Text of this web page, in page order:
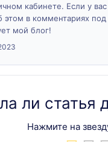
кабинете. Если у
в комментариях
мой блог!
ли статья
Нажмите на